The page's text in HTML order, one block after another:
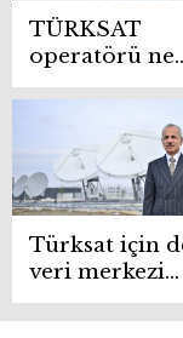
TÜRKSAT
operatörü ne
zaman
Türksat için
veri merkezi
kurulacak